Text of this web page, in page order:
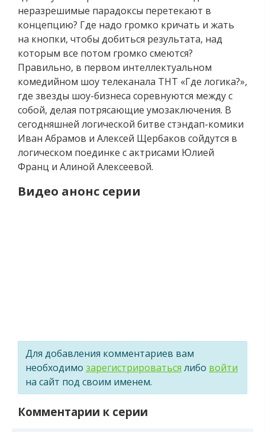
неразрешимые парадоксы перетекают в
концепцию? Где надо громко кричать и жать
на кнопки, чтобы добиться результата, над
которым все потом громко смеются?
Правильно, в первом интеллектуальном
комедийном шоу телеканала ТНТ «Где логика?»,
где звезды шоу-бизнеса соревнуются между с
собой, делая потрясающие умозаключения. В
сегодняшней логической битве стэндап-комики
Иван Абрамов и Алексей Щербаков сойдутся в
логическом поединке с актрисами Юлией
Франц и Алиной Алексеевой.
Видео анонс серии
Для добавления комментариев вам
необходимо зарегистрироваться либо войти
на сайт под своим именем.
Комментарии к серии